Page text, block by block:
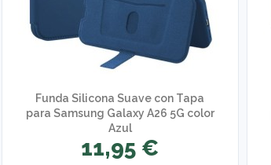
Funda Silicona Suave con Tapa
para Samsung Galaxy A26 5G color
Azul
11,95 €